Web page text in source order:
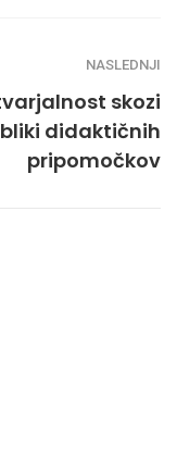
NASLEDNJI
skozi
didaktičnih
pripomočkov